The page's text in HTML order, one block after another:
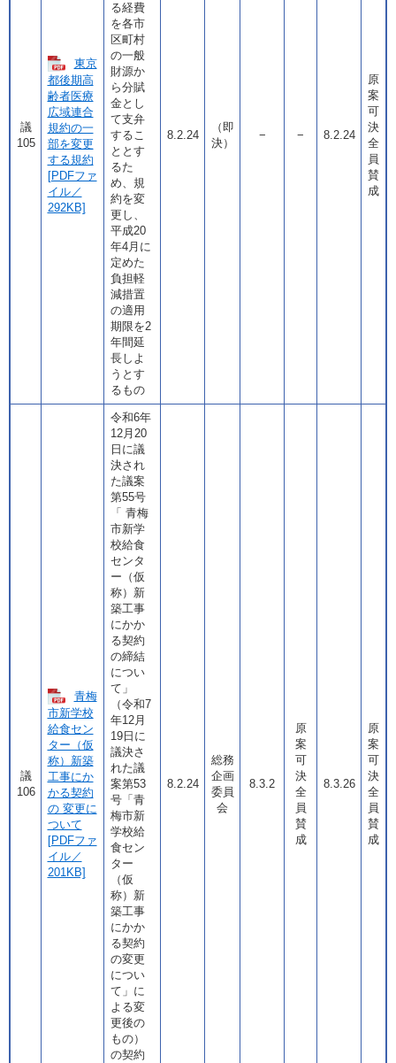
議
105
東京
都後期高
齢者医療
広域連合
規約の一
部を変更
する規約
[PDFファ
イル／
292KB]
る経費
を各市
区町村
の一般
財源か
ら分賦
金とし
て支弁
するこ
ととす
るた
め、規
約を変
更し、
平成20
年4月に
定めた
負担軽
減措置
の適用
期限を2
年間延
長しよ
うとす
るもの
8.2.24
（即
決）
− − 8.2.24
原
案
可
決
全
員
賛
成
議
106
青梅
市新学校
給食セン
ター（仮
称）新築
工事にか
かる契約
の 変更に
ついて
[PDFファ
イル／
201KB]
令和6年
12月20
日に議
決され
た議案
第55号
「 青梅
市新学
校給食
センタ
ー（仮
称）新
築工事
にかか
る契約
の締結
につい
て」
（令和7
年12月
19日に
議決さ
れた議
案第53
号「青
梅市新
学校給
食セン
ター
（仮
称）新
築工事
にかか
る契約
の変更
につい
て」に
よる変
更後の
もの）
の契約
8.2.24
総務
企画
委員
会
8.3.2
原
案
可
決
全
員
賛
成
8.3.26
原
案
可
決
全
員
賛
成